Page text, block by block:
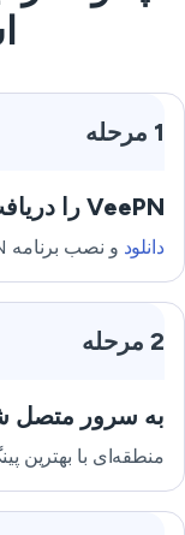
VeePN را دریافت کنید
دانلودو نصب برنامه VeePN روی دستگاه شما.
2 مرحله
به سرور متصل
منطقه‌ای با بهترین